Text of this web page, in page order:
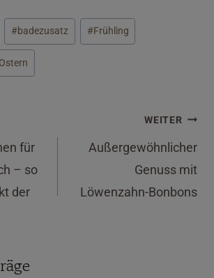
#badezusatz #Frühling
Ostern
für
– so
der
WEITER
Außergewöhnlicher
Genuss mit
Löwenzahn-Bonbons